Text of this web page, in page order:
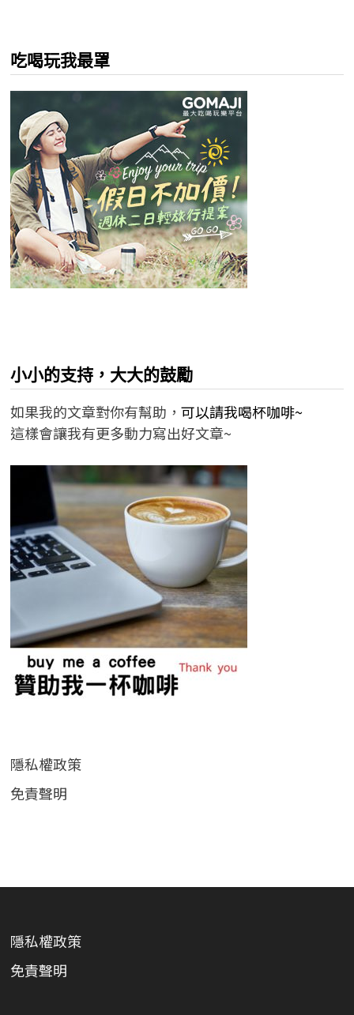
吃喝玩我最罩
小小的支持，大大的鼓勵
如果我的文章對你有幫助， 可以請我喝杯咖啡~
這樣會讓我有更多動力寫出好文章~
隱私權政策
免責聲明
隱私權政策
免責聲明